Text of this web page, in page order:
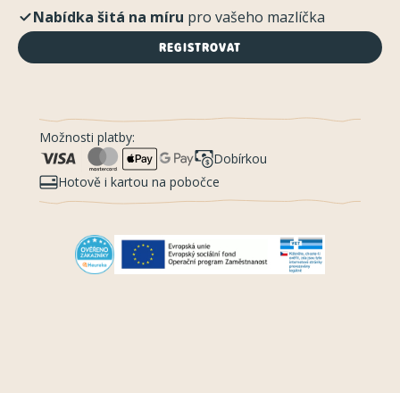
Nabídka šitá na míru pro vašeho mazlíčka
REGISTROVAT
Možnosti platby:
Dobírkou
Hotově i kartou na pobočce